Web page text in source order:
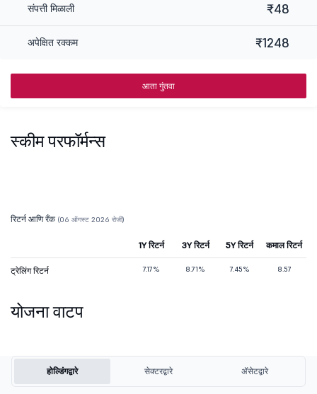
संपत्ती मिळाली ₹48
अपेक्षित रक्कम ₹1248
आता गुंतवा
स्कीम परफॉर्मन्स
रिटर्न आणि रँक (06 ऑगस्ट 2026 रोजी)
1Y रिटर्न 3Y रिटर्न 5Y रिटर्न कमाल रिटर्न
ट्रेलिंग रिटर्न 7.17% 8.71% 7.45% 8.57
योजना वाटप
होल्डिंगद्वारे सेक्टरद्वारे ॲसेटद्वारे